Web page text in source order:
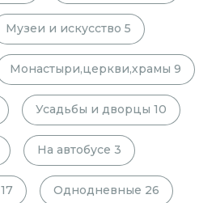
Музеи и искусство 5
Монастыри,церкви,храмы 9
Усадьбы и дворцы 10
На автобусе 3
17 Однодневные 26